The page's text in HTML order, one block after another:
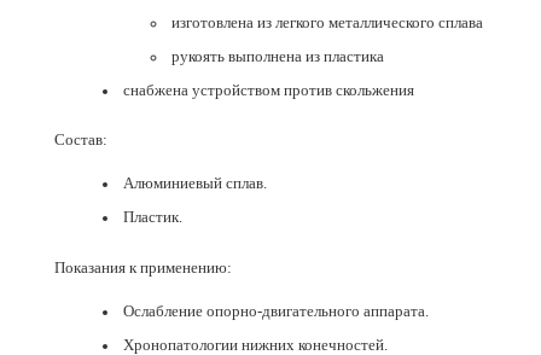
изготовлена из легкого металлического сплава
рукоять выполнена из пластика
снабжена устройством против скольжения
Состав:
Алюминиевый сплав.
Пластик.
Показания к применению:
Ослабление опорно-двигательного аппарата.
Хронопатологии нижних конечностей.